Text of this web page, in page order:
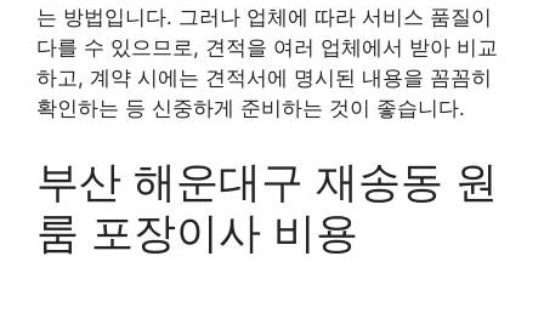
는 방법입니다. 그러나 업체에 따라 서비스 품질이
다를 수 있으므로, 견적을 여러 업체에서 받아 비교
하고, 계약 시에는 견적서에 명시된 내용을 꼼꼼히
확인하는 등 신중하게 준비하는 것이 좋습니다.
부산 해운대구 재송동 원
룸 포장이사 비용